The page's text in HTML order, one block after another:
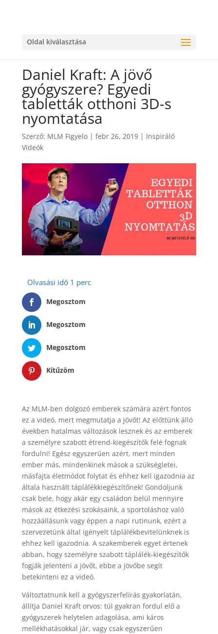
Oldal kiválasztása
Daniel Kraft: A jövő
gyógyszere? Egyedi
tabletták otthoni 3D-s
nyomtatása
Szerző: MLM Figyelo| febr 26, 2019| Inspiráló
Videók
Megosztom
Megosztom
Megosztom
Kitűzöm
Az MLM-ben dolgozó emberek számára azért fontos
ez a videó, mert megmutatja a jövőt! Az előttünk álló
években hatalmas változások lesznek és az emberek
a személyre szabott étrend-kiegészítők felé fognak
fordulni! Egész egyszerűen azért, mert minden
ember más, mindenkinek mások a szükségletei,
másfajta életmódot folytat és ehhez kell igazodnia az
általa használt táplálékkiegészítőnek! Gondoljunk
csak bele, hogy akár egy családon belül mennyire
mások az étkezési szokásaink, a sportoláshoz való
hozzáállásunk vagy éppen a napi rutinunk, ezért a
szervezetünk által igényelt táplálékbevitelünknek is
ehhez kell igazodnia. A szakemberek egyet értenek
abban, hogy személyre szabott táplálék-kiegészítők
fogják jelenteni a jövőt, ebbe a jövőbe segít
betekinteni ez a videó.
Változtatnunk kell a gyógyszerfelírás gyakorlatán,
állítja Daniel Kraft orvos: túl gyakran fordul elő a
gyógyszerek helytelen adagolása, ami káros
mellékhatásokkal jár, vagy csak egyszerűen